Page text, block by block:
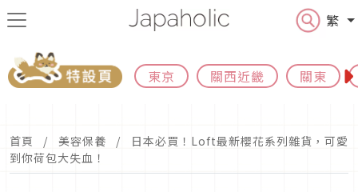
繁
東京 關西近畿 關東
首頁 美容保養
日本必買！Loft最新櫻花系列雜貨，可愛
到你荷包大失血！